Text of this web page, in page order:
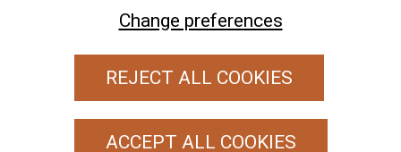
PRIVACY POLICY
COOKIEBELEID
Change preferences
REJECT ALL COOKIES
ACCEPT ALL COOKIES